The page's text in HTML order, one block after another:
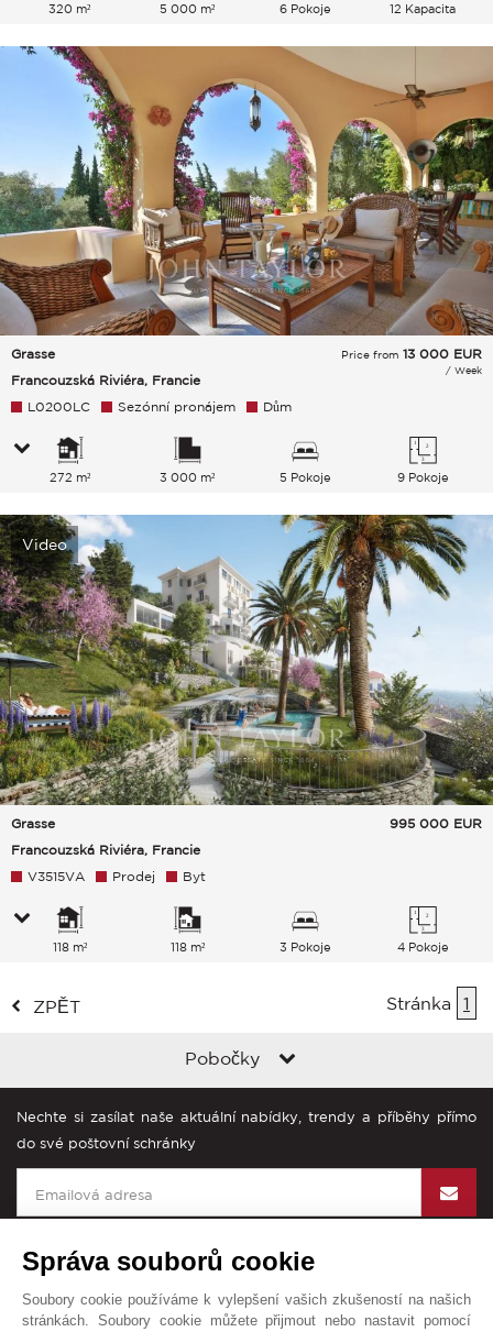
320 m² 5 000 m² 6 Pokoje 12 Kapacita
Grasse
Francouzská Riviéra, Francie
Price from 13 000 EUR
/ Week
L0200LC Sezónní pronájem Dům
272 m² 3 000 m² 5 Pokoje 9 Pokoje
Video
Grasse
Francouzská Riviéra, Francie
995 000 EUR
V3515VA Prodej Byt
118 m² 118 m² 3 Pokoje 4 Pokoje
ZPĚT Stránka 1
Pobočky
Nechte si zasílat naše aktuální nabídky, trendy a příběhy přímo
do své poštovní schránky
John Taylor na světě
Správa souborů cookie
Soubory cookie používáme k vylepšení vašich zkušeností na našich
stránkách. Soubory cookie můžete přijmout nebo nastavit pomocí